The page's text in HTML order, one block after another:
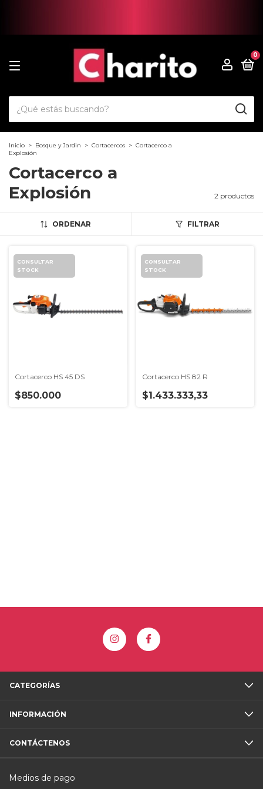
0
Inicio > Bosque y Jardin > Cortacercos > Cortacerco a
Explosión
Cortacerco a
Explosión
2 productos
ORDENAR FILTRAR
Cortacerco HS 45 DS
$850.000
Cortacerco HS 82 R
$1.433.333,33
CATEGORÍAS
INFORMACIÓN
CONTÁCTENOS
Medios de pago